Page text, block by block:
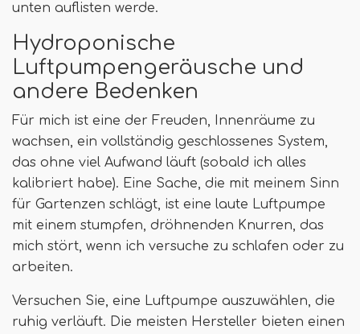
unten auflisten werde.
Hydroponische
Luftpumpengeräusche und
andere Bedenken
Für mich ist eine der Freuden, Innenräume zu
wachsen, ein vollständig geschlossenes System,
das ohne viel Aufwand läuft (sobald ich alles
kalibriert habe). Eine Sache, die mit meinem Sinn
für Gartenzen schlägt, ist eine laute Luftpumpe
mit einem stumpfen, dröhnenden Knurren, das
mich stört, wenn ich versuche zu schlafen oder zu
arbeiten.
Versuchen Sie, eine Luftpumpe auszuwählen, die
ruhig verläuft. Die meisten Hersteller bieten einen